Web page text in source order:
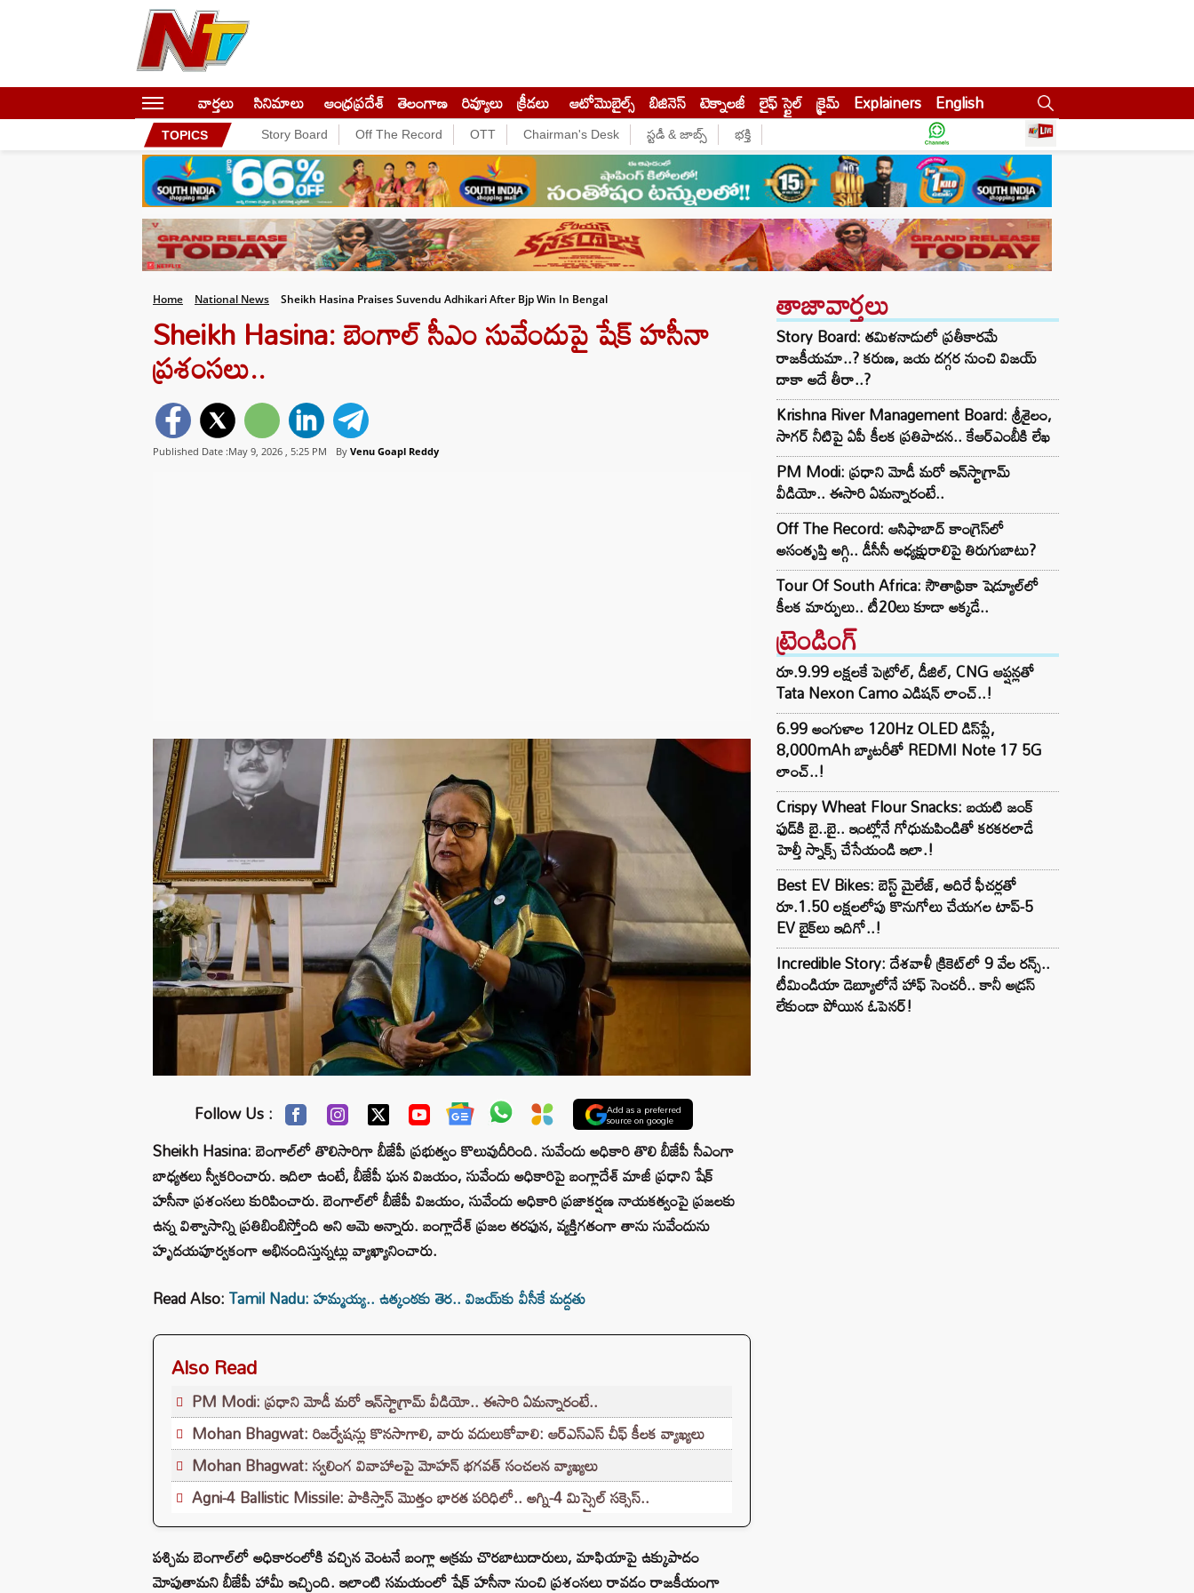
వార్తలు సినిమాలు ఆంధ్రప్రదేశ్ తెలంగాణ రివ్యూలు క్రీడలు ఆటోమొబైల్స్ బిజినెస్‌ టెక్నాలజీ లైఫ్ స్టైల్ క్రైమ్ Explainers English
TOPICS Story Board Off The Record OTT Chairman's Desk స్టడీ & జాబ్స్ భక్తి
Home National News Sheikh Hasina Praises Suvendu Adhikari After Bjp Win In Bengal
Sheikh Hasina: బెంగాల్ సీఎం సువేందుపై షేక్ హసీనా
ప్రశంసలు..
Published Date :May 9, 2026 , 5:25 PM By Venu Goapl Reddy
Follow Us : Add as a preferred
source on google
Sheikh Hasina: బెంగాల్‌లో తొలిసారిగా బీజేపీ ప్రభుత్వం కొలువుదీరింది. సువేందు అధికారి తొలి బీజేపీ సీఎంగా
బాధ్యతలు స్వీకరించారు. ఇదిలా ఉంటే, బీజేపీ ఘన విజయం, సువేందు అధికారిపై బంగ్లాదేశ్ మాజీ ప్రధాని షేక్
హసీనా ప్రశంసలు కురిపించారు. బెంగాల్‌లో బీజేపీ విజయం, సువేందు అధికారి ప్రజాకర్షణ నాయకత్వంపై ప్రజలకు
ఉన్న విశ్వాసాన్ని ప్రతిబింబిస్తోంది అని ఆమె అన్నారు. బంగ్లాదేశ్ ప్రజల తరఫున, వ్యక్తిగతంగా తాను సువేందును
హృదయపూర్వకంగా అభినందిస్తున్నట్లు వ్యాఖ్యానించారు.
Read Also:Tamil Nadu: హమ్మయ్య.. ఉత్కంఠకు తెర.. విజయ్‌కు వీసీకే మద్దతు
Also Read
PM Modi: ప్రధాని మోడీ మరో ఇన్‌స్టాగ్రామ్ వీడియో.. ఈసారి ఏమన్నారంటే..
Mohan Bhagwat: రిజర్వేషన్లు కొనసాగాలి, వారు వదులుకోవాలి: ఆర్ఎస్ఎస్ చీఫ్ కీలక వ్యాఖ్యలు
Mohan Bhagwat: స్వలింగ వివాహాలపై మోహన్ భగవత్ సంచలన వ్యాఖ్యలు
Agni-4 Ballistic Missile: పాకిస్తాన్ మొత్తం భారత పరిధిలో.. అగ్ని-4 మిస్సైల్ సక్సెస్..
పశ్చిమ బెంగాల్‌లో అధికారంలోకి వచ్చిన వెంటనే బంగ్లా అక్రమ చొరబాటుదారులు, మాఫియాపై ఉక్కుపాదం
మోపుతామని బీజేపీ హామీ ఇచ్చింది. ఇలాంటి సమయంలో షేక్ హసీనా నుంచి ప్రశంసలు రావడం రాజకీయంగా
తాజావార్తలు
Story Board: తమిళనాడులో ప్రతీకారమే
రాజకీయమా..? కరుణ, జయ దగ్గర నుంచి విజయ్
దాకా అదే తీరా..?
Krishna River Management Board: శ్రీశైలం,
సాగర్ నీటిపై ఏపీ కీలక ప్రతిపాదన.. కేఆర్ఎంబీకి లేఖ
PM Modi: ప్రధాని మోడీ మరో ఇన్‌స్టాగ్రామ్
వీడియో.. ఈసారి ఏమన్నారంటే..
Off The Record: ఆసిఫాబాద్ కాంగ్రెస్‌లో
అసంతృప్తి అగ్గి.. డీసీసీ అధ్యక్షురాలిపై తిరుగుబాటు?
Tour Of South Africa: సౌతాఫ్రికా షెడ్యూల్‌లో
కీలక మార్పులు.. టీ20లు కూడా అక్కడే..
ట్రెండింగ్‌
రూ.9.99 లక్షలకే పెట్రోల్, డీజిల్, CNG ఆప్షన్లతో
Tata Nexon Camo ఎడిషన్ లాంచ్..!
6.99 అంగుళాల 120Hz OLED డిస్‌ప్లే,
8,000mAh బ్యాటరీతో REDMI Note 17 5G
లాంచ్..!
Crispy Wheat Flour Snacks: బయటి జంక్
ఫుడ్‌కి బై..బై.. ఇంట్లోనే గోధుమపిండితో కరకరలాడే
హెల్తీ స్నాక్స్ చేసేయండి ఇలా.!
Best EV Bikes: బెస్ట్ మైలేజ్, అదిరే ఫీచర్లతో
రూ.1.50 లక్షలలోపు కొనుగోలు చేయగల టాప్-5
EV బైక్‌లు ఇదిగో..!
Incredible Story: దేశవాళీ క్రికెట్‌లో 9 వేల రన్స్..
టీమిండియా డెబ్యూలోనే హాఫ్ సెంచరీ.. కానీ అడ్రస్
లేకుండా పోయిన ఓపెనర్!